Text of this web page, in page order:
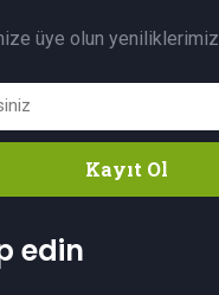
üye olun
Kayıt Ol
edin